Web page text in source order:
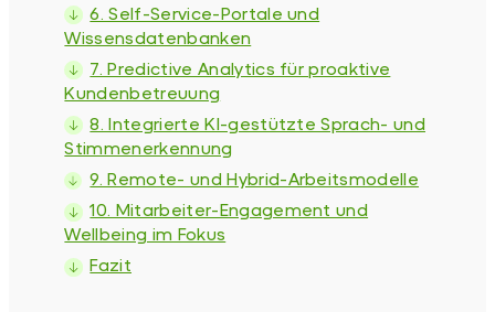
6. Self-Service-Portale und
Wissensdatenbanken
7. Predictive Analytics für proaktive
Kundenbetreuung
8. Integrierte KI-gestützte Sprach- und
Stimmenerkennung
9. Remote- und Hybrid-Arbeitsmodelle
10. Mitarbeiter-Engagement und
Wellbeing im Fokus
Fazit